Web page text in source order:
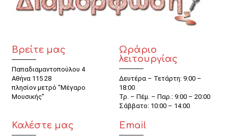
Βρείτε μας
Παπαδιαμαντοπούλου 4
Αθήνα 115 28
πλησίον μετρό “Μέγαρο
Μουσικής”
Ωράριο
λειτουργίας
Δευτέρα – Τετάρτη: 9:00 –
18:00
Τρ. – Πέμ. – Παρ.: 9:00 – 20:00
Σάββατο: 10:00 – 14:00
Καλέστε μας Email